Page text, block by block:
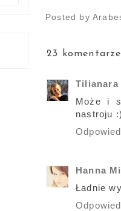
Posted by
23
Tilianara
Może i
nastroju
Hanna Mi
Ładnie